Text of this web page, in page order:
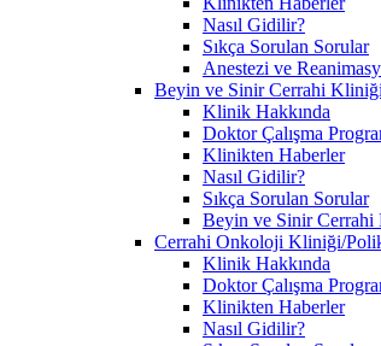
Nasıl Gidilir?
Sıkça Sorulan Sorular
Anestezi ve
Beyin ve Sinir Cerrahi
Klinik Hakkında
Doktor Çalışma
Klinikten Haberler
Nasıl Gidilir?
Sıkça Sorulan Sorular
Beyin ve Sinir
Cerrahi Onkoloji Kliniği/
Klinik Hakkında
Doktor Çalışma
Klinikten Haberler
Nasıl Gidilir?